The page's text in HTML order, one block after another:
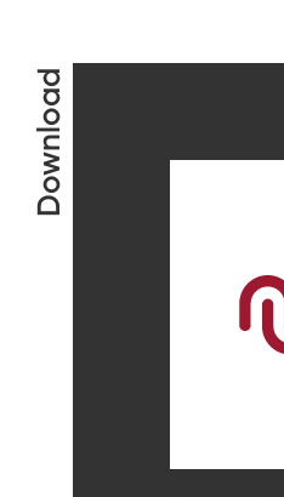
Download